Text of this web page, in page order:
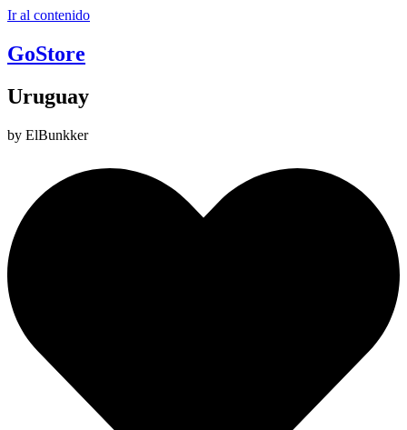
Ir al contenido
GoStore
Uruguay
by ElBunkker